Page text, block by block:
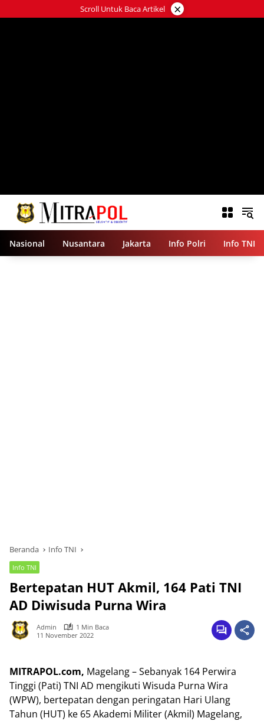
ke
Scroll Untuk Baca Artikel ×
Nasional Nusantara Jakarta Info Polri Info TNI
Beranda Info TNI
Info TNI
Bertepatan HUT Akmil, 164 Pati TNI
AD Diwisuda Purna Wira
Admin
1 Min Baca
11 November 2022
MITRAPOL.com, Magelang – Sebanyak 164 Perwira
Tinggi (Pati) TNI AD mengikuti Wisuda Purna Wira
(WPW), bertepatan dengan peringatan Hari Ulang
Tahun (HUT) ke 65 Akademi Militer (Akmil) Magelang,